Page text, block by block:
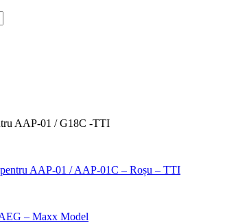
AAP-01 / G18C -TTI
AAP-01 / AAP-01C – Roșu – TTI
– Maxx Model